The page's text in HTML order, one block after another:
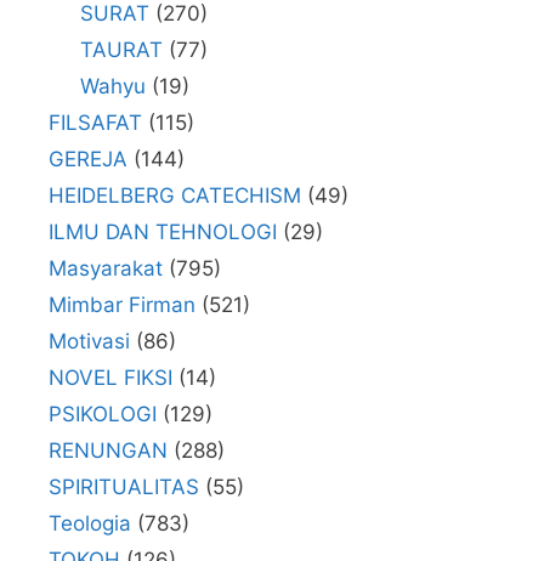
SURAT (270)
TAURAT (77)
Wahyu (19)
FILSAFAT (115)
GEREJA (144)
HEIDELBERG CATECHISM (49)
ILMU DAN TEHNOLOGI (29)
Masyarakat (795)
Mimbar Firman (521)
Motivasi (86)
NOVEL FIKSI (14)
PSIKOLOGI (129)
RENUNGAN (288)
SPIRITUALITAS (55)
Teologia (783)